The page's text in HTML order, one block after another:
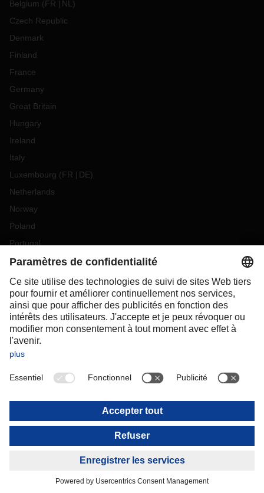
Belgium (FR NL )
Czech Republic
Denmark
Finland
France
Germany
Great Britain
Hungary
Ireland
Italy
Luxembourg (FR DE)
Netherlands
Norway
Poland
Portugal
Romania
Slovakia
Spain
Sweden
Switzerland(DE FR)
Turkey
OCEANIA